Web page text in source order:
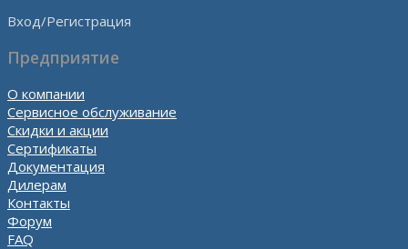
Вход/Регистрация
Предприятие
О компании
Сервисное обслуживание
Скидки и акции
Сертификаты
Документация
Дилерам
Контакты
Форум
FAQ